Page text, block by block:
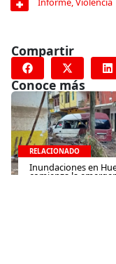
Compartir
Conoce más
RELACIONADO
Inundaciones en
comienza la